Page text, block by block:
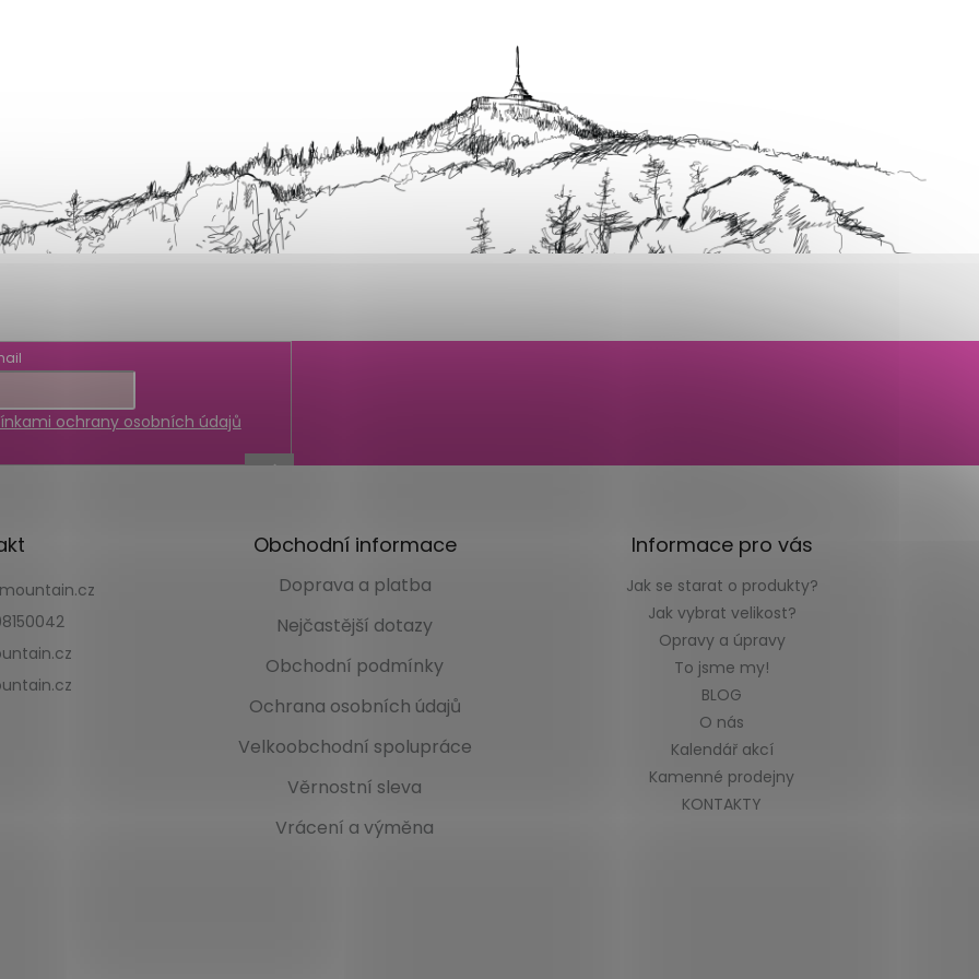
ochrany osobních údajů
Obchodní informace
Doprava a platba
Nejčastější dotazy
Obchodní podmínky
Ochrana osobních údajů
Velkoobchodní spolupráce
Věrnostní sleva
Vrácení a výměna
Informace pro vás
Jak se starat o produkty?
Jak vybrat velikost?
Opravy a úpravy
To jsme my!
BLOG
O nás
Kalendář akcí
Kamenné prodejny
KONTAKTY